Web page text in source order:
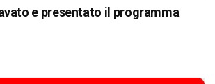
e presentato il programma